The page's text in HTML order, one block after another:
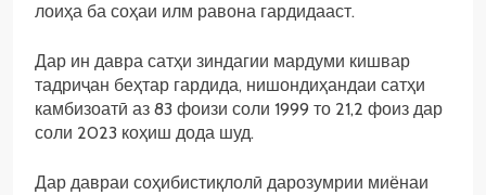
лоиҳа ба соҳаи илм равона гардидааст.
Дар ин давра сатҳи зиндагии мардуми кишвар
тадриҷан беҳтар гардида, нишондиҳандаи сатҳи
камбизоатӣ аз 83 фоизи соли 1999 то 21,2 фоиз дар
соли 2023 коҳиш дода шуд.
Дар давраи соҳибистиқлолӣ дарозумрии миёнаи